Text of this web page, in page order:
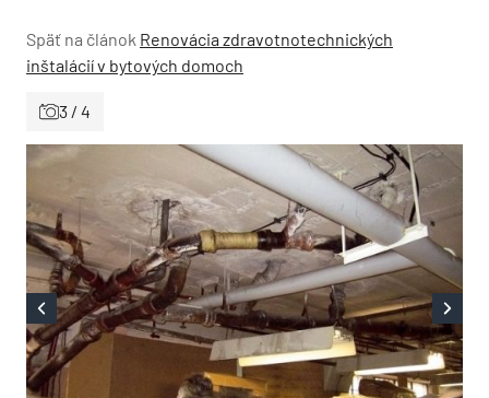
Späť na článok Renovácia zdravotnotechnických
inštalácií v bytových domoch
3 / 4